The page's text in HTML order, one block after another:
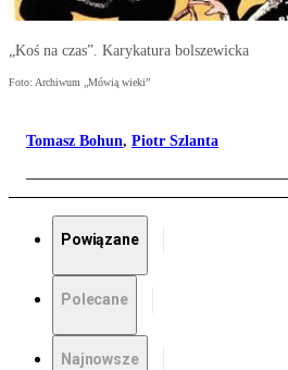
„Koś na czas”. Karykatura bolszewicka
Foto: Archiwum „Mówią wieki”
Tomasz Bohun, Piotr Szlanta
Powiązane
Polecane
Najnowsze